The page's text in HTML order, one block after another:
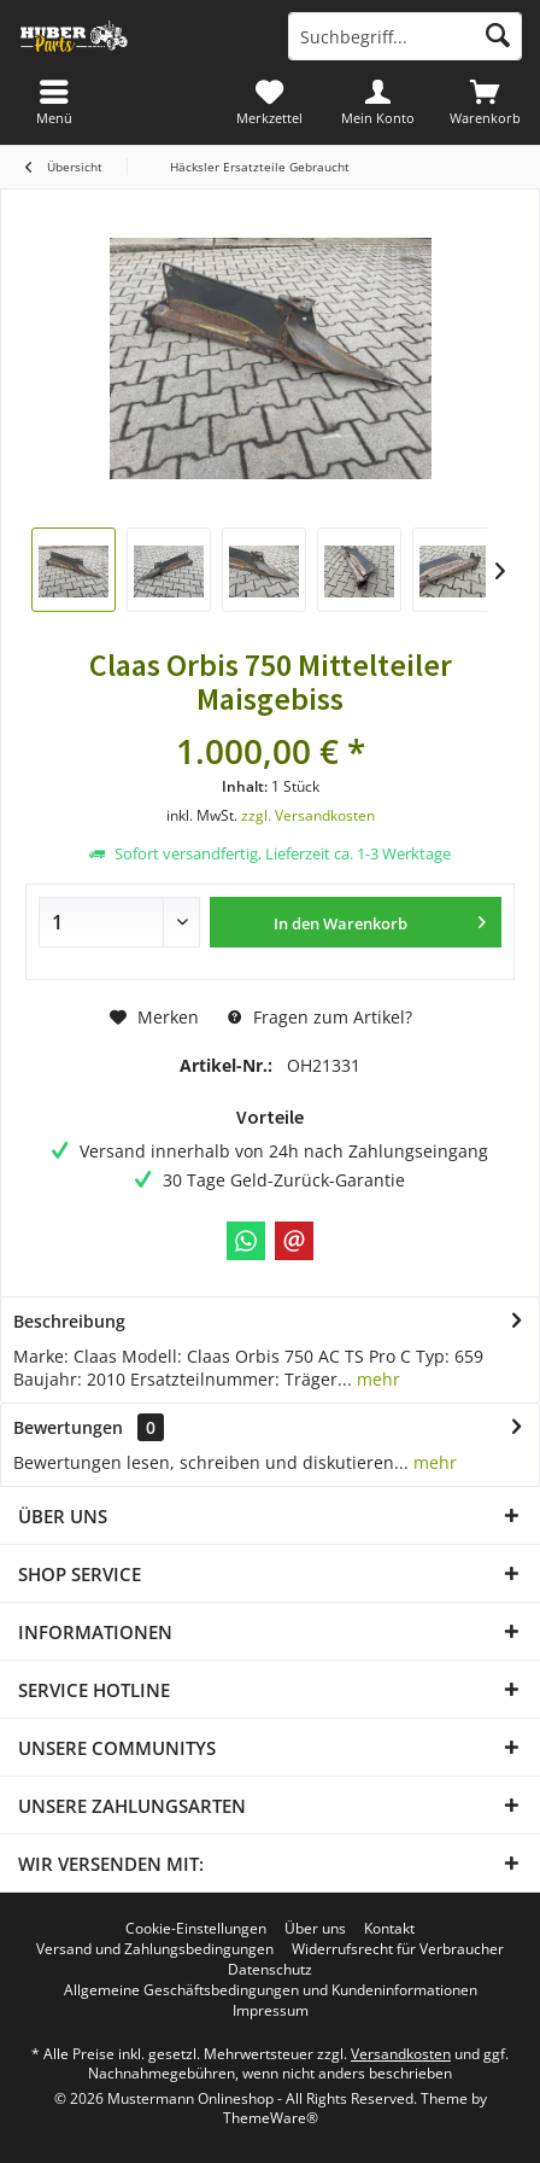
Warenkorb
Merkzettel Mein Konto
Menü
Übersicht Häcksler Ersatzteile Gebraucht
Claas Orbis 750 Mittelteiler
Maisgebiss
1.000,00 € *
Inhalt: 1 Stück
inkl. MwSt.zzgl. Versandkosten
Sofort versandfertig, Lieferzeit ca. 1-3 Werktage
In denWarenkorb
Merken Fragen zum Artikel?
Artikel-Nr.: OH21331
Vorteile
Versand innerhalb von 24h nach Zahlungseingang
30 Tage Geld-Zurück-Garantie
Beschreibung
Marke: Claas Modell: Claas Orbis 750 AC TS Pro C Typ: 659
Baujahr: 2010 Ersatzteilnummer: Träger... mehr
Bewertungen
0
Bewertungen lesen, schreiben und diskutieren... mehr
ÜBER UNS
SHOP SERVICE
INFORMATIONEN
SERVICE HOTLINE
UNSERE COMMUNITYS
UNSERE ZAHLUNGSARTEN
WIR VERSENDEN MIT:
Cookie-Einstellungen Über uns
Kontakt
Versand und Zahlungsbedingungen
Widerrufsrecht für Verbraucher
Datenschutz
Allgemeine Geschäftsbedingungen und Kundeninformationen
Impressum
* Alle Preise inkl. gesetzl. Mehrwertsteuer zzgl.Versandkosten und ggf.
Nachnahmegebühren, wenn nicht anders beschrieben
© 2026 Mustermann Onlineshop - All Rights Reserved. Theme by
ThemeWare®